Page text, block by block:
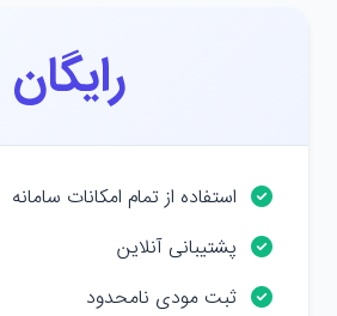
رایگان
استفاده از تمام امکانات سامانه
پشتیبانی آنلاین
ثبت مودی نامحدود